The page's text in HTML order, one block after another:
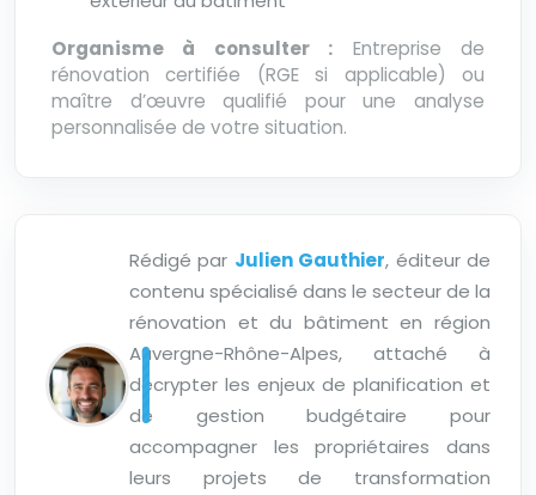
Organisme à consulter : Entreprise de
rénovation certifiée (RGE si applicable) ou
maître d’œuvre qualifié pour une analyse
personnalisée de votre situation.
Rédigé par Julien Gauthier, éditeur de
contenu spécialisé dans le secteur de la
rénovation et du bâtiment en région
Auvergne-Rhône-Alpes, attaché à
décrypter les enjeux de planification et
de gestion budgétaire pour
accompagner les propriétaires dans
leurs projets de transformation